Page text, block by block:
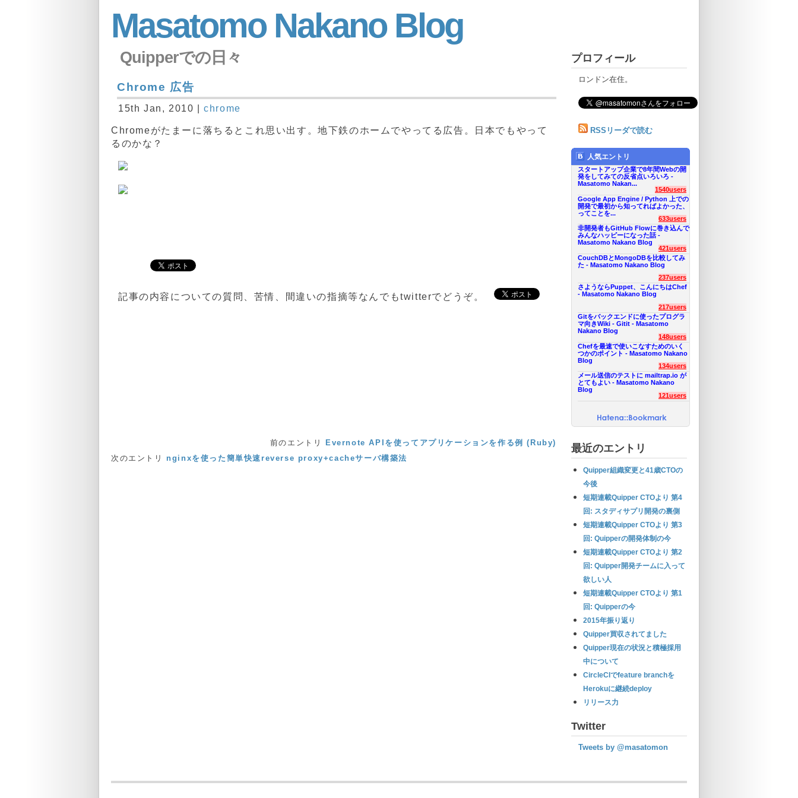
Masatomo Nakano Blog
Quipperでの日々
Chrome 広告
15th Jan, 2010 |chrome
Chromeがたまーに落ちるとこれ思い出す。地下鉄のホームでやってる広告。日本でもやって
るのかな？
記事の内容についての質問、苦情、間違いの指摘等なんでもtwitterでどうぞ。
前のエントリ
Evernote APIを使ってアプリケーションを作る例 (Ruby)
次のエントリ nginxを使った簡単快速reverse proxy+cacheサーバ構築法
プロフィール
ロンドン在住。
RSSリーダで読む
人気エントリ
スタートアップ企業で8年間Webの開
発をしてみての反省点いろいろ -
Masatomo Nakan...
1540users
Google App Engine / Python 上での
開発で最初から知ってればよかった、
ってことを...
633users
非開発者もGitHub Flowに巻き込んで
みんなハッピーになった話 -
Masatomo Nakano Blog
421users
CouchDBとMongoDBを比較してみ
た - Masatomo Nakano Blog
237users
さようならPuppet、こんにちはChef
- Masatomo Nakano Blog
217users
Gitをバックエンドに使ったプログラ
マ向きWiki - Gitit - Masatomo
Nakano Blog
148users
Chefを最速で使いこなすためのいく
つかのポイント - Masatomo Nakano
Blog
134users
メール送信のテストに mailtrap.io が
とてもよい - Masatomo Nakano
Blog
121users
最近のエントリ
Quipper組織変更と41歳CTOの
今後
短期連載Quipper CTOより 第4
回: スタディサプリ開発の裏側
短期連載Quipper CTOより 第3
回: Quipperの開発体制の今
短期連載Quipper CTOより 第2
回: Quipper開発チームに入って
欲しい人
短期連載Quipper CTOより 第1
回: Quipperの今
2015年振り返り
Quipper買収されてました
Quipper現在の状況と積極採用
中について
CircleCIでfeature branchを
Herokuに継続deploy
リリース力
Twitter
Tweets by @masatomon